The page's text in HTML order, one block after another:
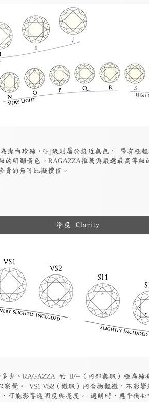
潔白珍稀，G-J級則屬於接近無色， 帶有極
明顯黃色。RAGAZZA推薦與嚴選最高等
貴的無可比擬價值。
淨度 Clarity
少。RAGAZZA 的 IF+（內部無瑕）極為稀
覺。 VS1-VS2（微瑕）內含物輕微，不影響
可能影響透明度與亮度。 選購時，應平衡